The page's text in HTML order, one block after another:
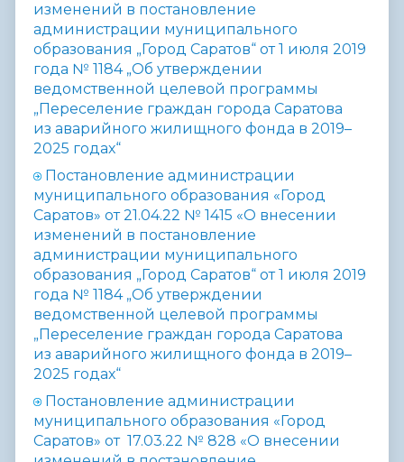
изменений в постановление
администрации муниципального
образования „Город Саратов“ от 1 июля 2019
года № 1184 „Об утверждении
ведомственной целевой программы
„Переселение граждан города Саратова
из аварийного жилищного фонда в 2019–
2025 годах“
Постановление администрации
муниципального образования «Город
Саратов» от 21.04.22 № 1415 «О внесении
изменений в постановление
администрации муниципального
образования „Город Саратов“ от 1 июля 2019
года № 1184 „Об утверждении
ведомственной целевой программы
„Переселение граждан города Саратова
из аварийного жилищного фонда в 2019–
2025 годах“
Постановление администрации
муниципального образования «Город
Саратов» от 17.03.22 № 828 «О внесении